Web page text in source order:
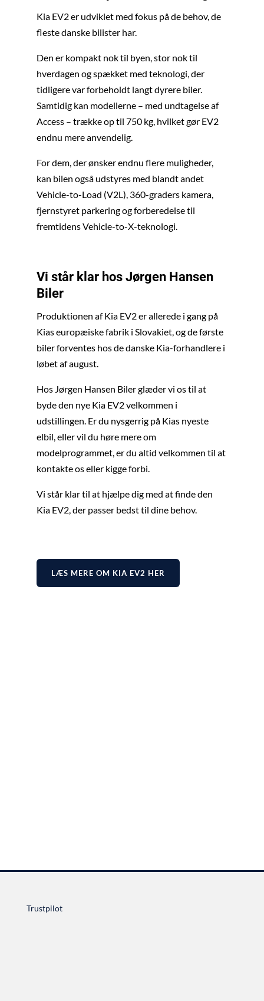
Kia EV2 er udviklet med fokus på de behov, de
fleste danske bilister har.
Den er kompakt nok til byen, stor nok til
hverdagen og spækket med teknologi, der
tidligere var forbeholdt langt dyrere biler.
Samtidig kan modellerne – med undtagelse af
Access – trække op til 750 kg, hvilket gør EV2
endnu mere anvendelig.
For dem, der ønsker endnu flere muligheder,
kan bilen også udstyres med blandt andet
Vehicle-to-Load (V2L), 360-graders kamera,
fjernstyret parkering og forberedelse til
fremtidens Vehicle-to-X-teknologi.
Vi står klar hos Jørgen Hansen
Biler
Produktionen af Kia EV2 er allerede i gang på
Kias europæiske fabrik i Slovakiet, og de første
biler forventes hos de danske Kia-forhandlere i
løbet af august.
Hos Jørgen Hansen Biler glæder vi os til at
byde den nye Kia EV2 velkommen i
udstillingen. Er du nysgerrig på Kias nyeste
elbil, eller vil du høre mere om
modelprogrammet, er du altid velkommen til at
kontakte os eller kigge forbi.
Vi står klar til at hjælpe dig med at finde den
Kia EV2, der passer bedst til dine behov.
LÆS MERE OM KIA EV2 HER
Trustpilot